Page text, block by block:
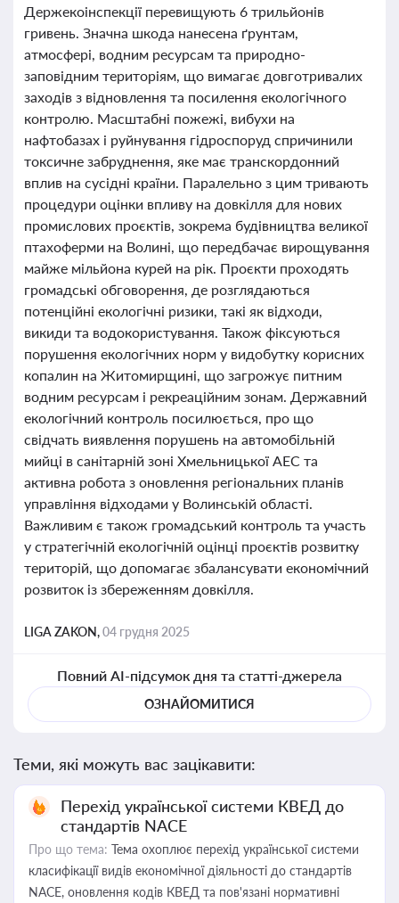
Держекоінспекції перевищують 6 трильйонів
гривень. Значна шкода нанесена ґрунтам,
атмосфері, водним ресурсам та природно-
заповідним територіям, що вимагає довготривалих
заходів з відновлення та посилення екологічного
контролю. Масштабні пожежі, вибухи на
нафтобазах і руйнування гідроспоруд спричинили
токсичне забруднення, яке має транскордонний
вплив на сусідні країни. Паралельно з цим тривають
процедури оцінки впливу на довкілля для нових
промислових проєктів, зокрема будівництва великої
птахоферми на Волині, що передбачає вирощування
майже мільйона курей на рік. Проєкти проходять
громадські обговорення, де розглядаються
потенційні екологічні ризики, такі як відходи,
викиди та водокористування. Також фіксуються
порушення екологічних норм у видобутку корисних
копалин на Житомирщині, що загрожує питним
водним ресурсам і рекреаційним зонам. Державний
екологічний контроль посилюється, про що
свідчать виявлення порушень на автомобільній
мийці в санітарній зоні Хмельницької АЕС та
активна робота з оновлення регіональних планів
управління відходами у Волинській області.
Важливим є також громадський контроль та участь
у стратегічній екологічній оцінці проєктів розвитку
територій, що допомагає збалансувати економічний
розвиток із збереженням довкілля.
LIGA ZAKON,04 грудня 2025
Повний AI-підсумок дня та статті-джерела
ОЗНАЙОМИТИСЯ
Теми, які можуть вас зацікавити:
Перехід української системи КВЕД до
стандартів NACE
Про що тема: Тема охоплює перехід української системи
класифікації видів економічної діяльності до стандартів
NACE, оновлення кодів КВЕД та пов'язані нормативні